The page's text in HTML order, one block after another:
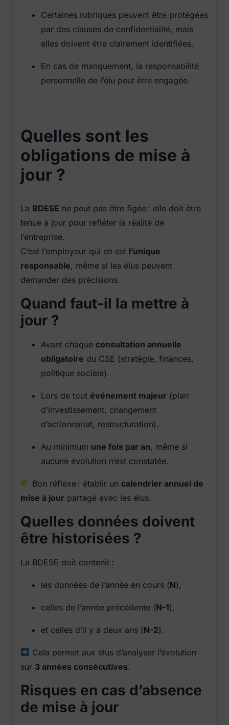
Certaines rubriques peuvent être protégées
par des clauses de confidentialité, mais
elles doivent être clairement identifiées.
En cas de manquement, la responsabilité
personnelle de l’élu peut être engagée.
Quelles sont les
obligations de mise à
jour ?
La BDESE ne peut pas être figée : elle doit être
tenue à jour pour refléter la réalité de
l’entreprise.
C’est l’employeur qui en est l’unique
responsable, même si les élus peuvent
demander des précisions.
Quand faut-il la mettre à
jour ?
Avant chaque consultation annuelle
obligatoire du CSE (stratégie, finances,
politique sociale).
Lors de tout événement majeur (plan
d’investissement, changement
d’actionnariat, restructuration).
Au minimum une fois par an, même si
aucune évolution n’est constatée.
Bon réflexe : établir un calendrier annuel de
mise à jour partagé avec les élus.
Quelles données doivent
être historisées ?
La BDESE doit contenir :
les données de l’année en cours (N),
celles de l’année précédente (N-1),
et celles d’il y a deux ans (N-2).
Cela permet aux élus d’analyser l’évolution
sur 3 années consécutives.
Risques en cas d’absence
de mise à jour